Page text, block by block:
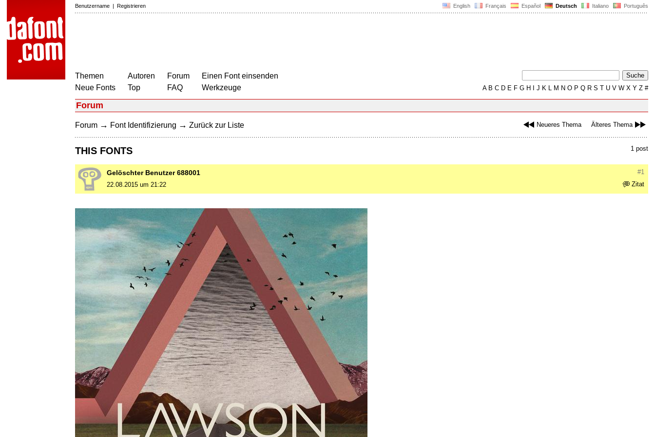
English Français Español Deutsch Italiano Português
Benutzername | Registrieren
Themen
Neue Fonts
Autoren
Top
Forum
FAQ
Einen Font einsenden
Werkzeuge
AB C D E F G H J K L M N O P Q R S T U V W X Y Z #
Forum
Neueres Thema Älteres Thema
Forum → Font Identifizierung → Zurück zur Liste
1 post
THIS FONTS
#1
Gelöschter Benutzer 688001
Zitat
22.08.2015 um 21:22